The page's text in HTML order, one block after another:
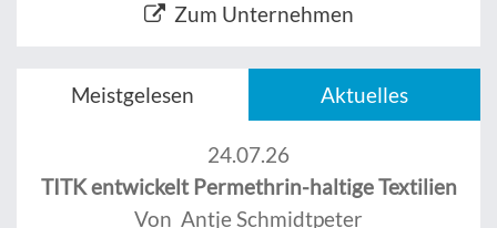
Zum Unternehmen
Meistgelesen Aktuelles
24.07.26
TITK entwickelt Permethrin-haltige Textilien
Von Antje Schmidtpeter